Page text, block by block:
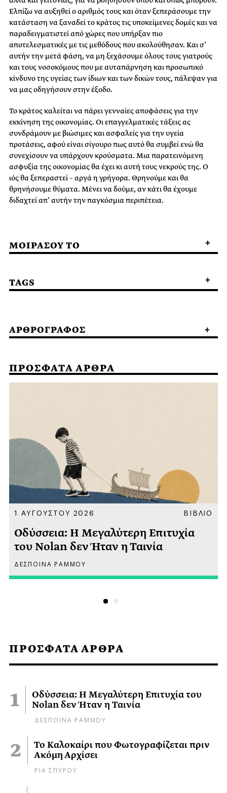
ΠΡΟΣΦΑΤΑ ΑΡΘΡΑ
Οδύσσεια: Η Μεγαλύτερη Επιτυχία του
Nolan δεν Ήταν η Ταινία
ΔΕΣΠΟΙΝΑ ΡΑΜΜΟΥ
Το Καλοκαίρι που Φωτογραφίζεται πριν
Ακόμη Αρχίσει
ΡΙΑ ΣΠΥΡΟΥ
Ελπίζω να αυξηθεί ο αριθμός τους και όταν ξεπεράσουμε την
κατάσταση να ξαναδεί το κράτος τις υποκείμενες δομές και να
παραδειγματιστεί από χώρες που υπήρξαν πιο
αποτελεσματικές με τις μεθόδους που ακολούθησαν. Και σ’
αυτήν την μετά φάση, να μη ξεχάσουμε όλους τους γιατρούς
και τους νοσοκόμους που με αυταπάρνηση και προσωπικό
κίνδυνο της υγείας των ίδιων και των δικών τους, πάλεψαν για
να μας οδηγήσουν στην έξοδο.
Το κράτος καλείται να πάρει γενναίες αποφάσεις για την
εκκίνηση της οικονομίας. Οι επαγγελματικές τάξεις ας
συνδράμουν με βιώσιμες και ασφαλείς για την υγεία
προτάσεις, αφού είναι σίγουρο πως αυτό θα συμβεί ενώ θα
συνεχίσουν να υπάρχουν κρούσματα. Μια παρατεινόμενη
ασφυξία της οικονομίας θα έχει κι αυτή τους νεκρούς της. Ο
ιός θα ξεπεραστεί – αργά η γρήγορα. Θρηνούμε και θα
θρηνήσουμε θύματα. Μένει να δούμε, αν κάτι θα έχουμε
διδαχτεί απ’ αυτήν την παγκόσμια περιπέτεια.
ΜΟΙΡΑΣΟΥ ΤΟ
TAGS
ΑΡΘΡΟΓΡΑΦΟΣ
ΠΡΟΣΦΑΤΑ ΑΡΘΡΑ
1 ΑΥΓΟΥΣΤΟΥ 2026 ΒΙΒΛΙΟ
Οδύσσεια: Η Μεγαλύτερη Επιτυχία
του Nolan δεν Ήταν η Ταινία
ΔΕΣΠΟΙΝΑ ΡΑΜΜΟΥ